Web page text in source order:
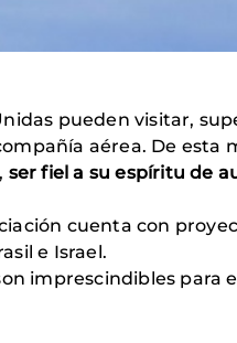
pueden visitar,
aérea. De esta
ser fiel a su espíritu de
cuenta con
e Israel.
imprescindibles para